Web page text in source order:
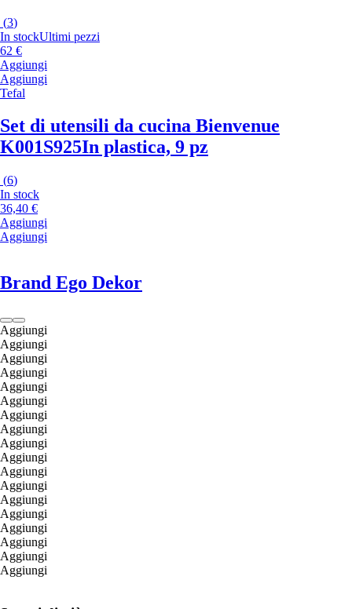
(3)
In stockUltimi pezzi
62 €
Aggiungi
Aggiungi
Tefal
Set di utensili da cucina Bienvenue
K001S925In plastica, 9 pz
(6)
In stock
36,40 €
Aggiungi
Aggiungi
Brand Ego Dekor
Aggiungi
Aggiungi
Aggiungi
Aggiungi
Aggiungi
Aggiungi
Aggiungi
Aggiungi
Aggiungi
Aggiungi
Aggiungi
Aggiungi
Aggiungi
Aggiungi
Aggiungi
Aggiungi
Aggiungi
Aggiungi